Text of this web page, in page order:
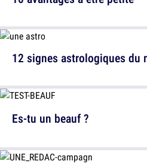
12 signes astrologiques du
Es-tu un beauf ?